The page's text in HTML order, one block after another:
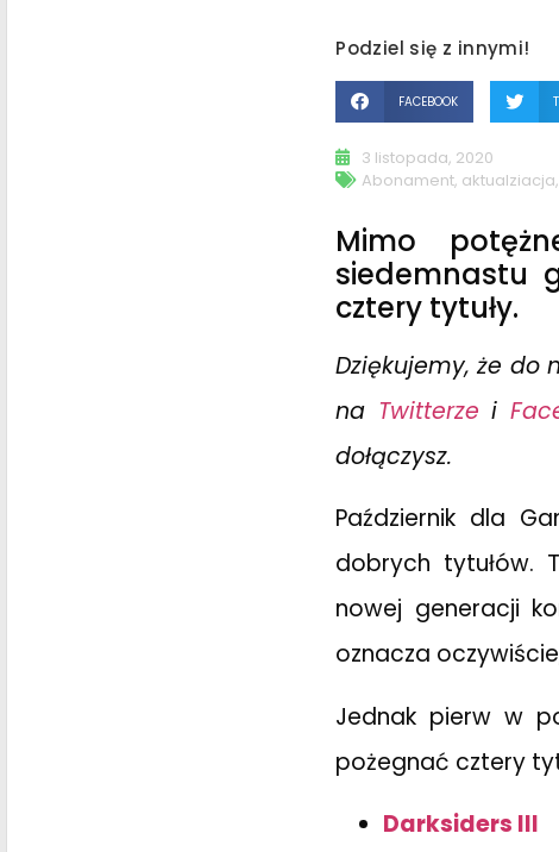
Podziel się z innymi!
FACEBOOK
3 listopada, 2020
Abonament, aktualziacja,
Mimo
siedemnastu
cztery tytuły.
Dziękujemy, że do
na Twitterze i
dołączysz.
Październik dla
dobrych tytułów.
nowej generacji
oznacza
Jednak pierw w
pożegnać cztery
Darksiders III